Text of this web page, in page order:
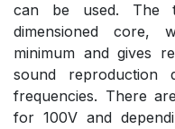
can be used. The
dimensioned core,
minimum and gives
sound reproduction
frequencies. There
for 100V and